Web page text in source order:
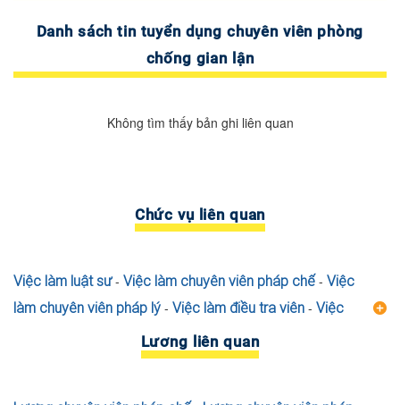
Danh sách tin tuyển dụng chuyên viên phòng
chống gian lận
Không tìm thấy bản ghi liên quan
Chức vụ liên quan
Việc làm luật sư- Việc làm chuyên viên pháp chế - Việc
làm chuyên viên pháp lý - Việc làm điều tra viên - Việc
làm phó phòng pháp chế-Việc làm trưởng phòng pháp
Việc làm kiểm soát viên-Việc làm công chứng
Lương liên quan